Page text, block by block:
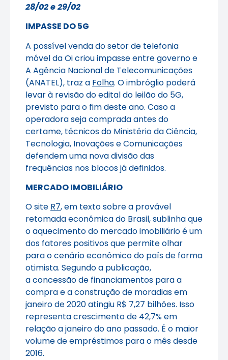
28/02 e 29/02
IMPASSE DO 5G
A possível venda do setor de telefonia
móvel da Oi criou impasse entre governo e
A Agência Nacional de Telecomunicações
(ANATEL), traz a Folha. O imbróglio poderá
levar à revisão do edital do leilão do 5G,
previsto para o fim deste ano. Caso a
operadora seja comprada antes do
certame, técnicos do Ministério da Ciência,
Tecnologia, Inovações e Comunicações
defendem uma nova divisão das
frequências nos blocos já definidos.
MERCADO IMOBILIÁRIO
O site R7, em texto sobre a provável
retomada econômica do Brasil, sublinha que
o aquecimento do mercado imobiliário é um
dos fatores positivos que permite olhar
para o cenário econômico do país de forma
otimista. Segundo a publicação,
a concessão de financiamentos para a
compra e a construção de moradias em
janeiro de 2020 atingiu R$ 7,27 bilhões. Isso
representa crescimento de 42,7% em
relação a janeiro do ano passado. É o maior
volume de empréstimos para o mês desde
2016.